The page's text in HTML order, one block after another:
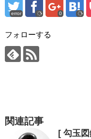
error 0
フォローする
関連記事
[ 勾玉